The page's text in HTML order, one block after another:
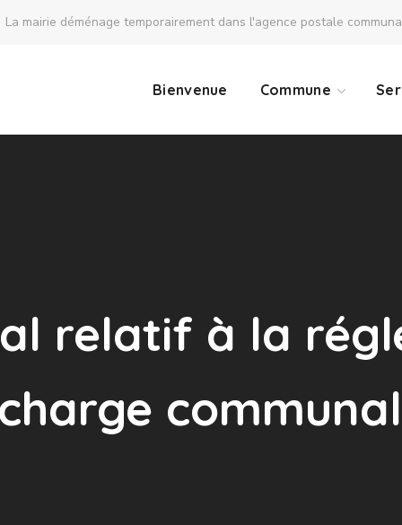
La mairie déménage temporairement dans l'agence postale
Bienvenue Commune
relatif à la